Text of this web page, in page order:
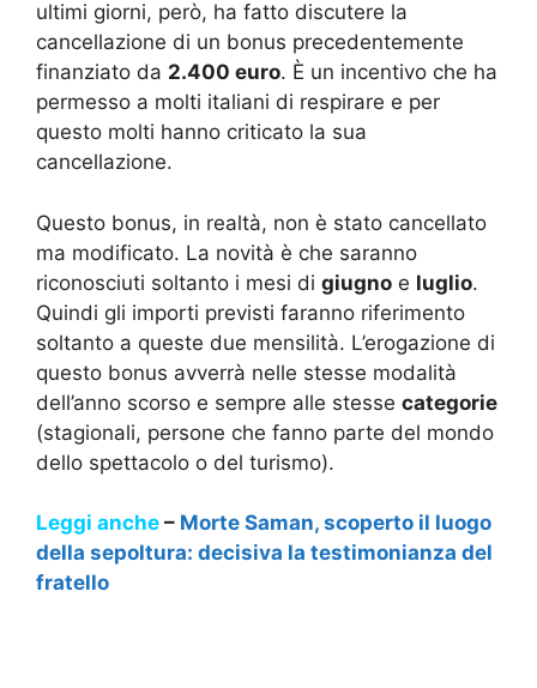
ultimi giorni, però, ha fatto discutere la
cancellazione di un bonus precedentemente
finanziato da 2.400 euro. È un incentivo che ha
permesso a molti italiani di respirare e per
questo molti hanno criticato la sua
cancellazione.
Questo bonus, in realtà, non è stato cancellato
ma modificato. La novità è che saranno
riconosciuti soltanto i mesi di giugno e luglio.
Quindi gli importi previsti faranno riferimento
soltanto a queste due mensilità. L’erogazione di
questo bonus avverrà nelle stesse modalità
dell’anno scorso e sempre alle stesse categorie
(stagionali, persone che fanno parte del mondo
dello spettacolo o del turismo).
Leggi anche – Morte Saman, scoperto il luogo
della sepoltura: decisiva la testimonianza del
fratello